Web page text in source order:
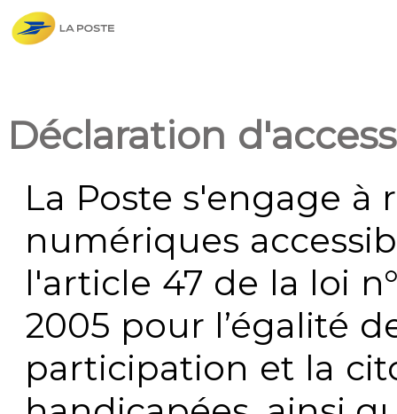
Déclaration
La Poste s'engage à
numériques
l'article 47 de la loi
2005 pour l’égalité
participation et la